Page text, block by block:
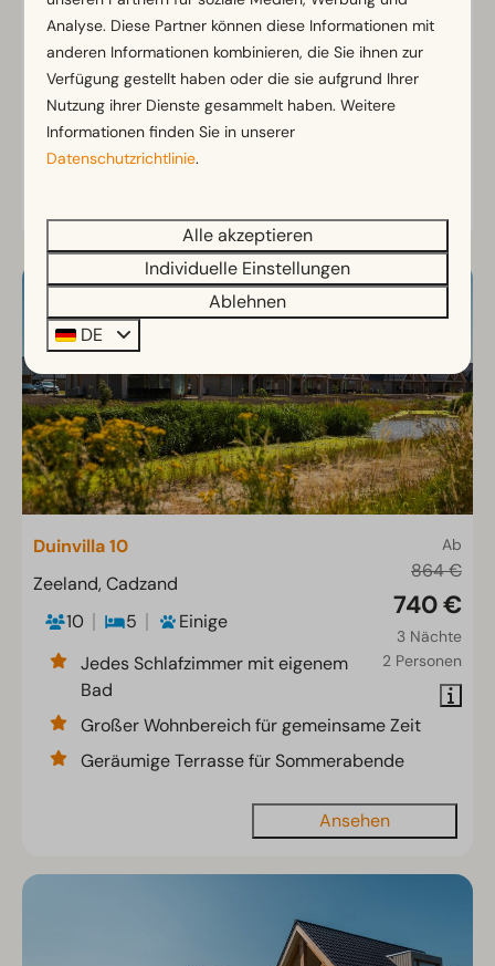
3 Nächte
2 Personen
8 4
Einige
Komfortable Villa in ruhiger Lage
Großzügiger Wohnbereich mit
Tageslicht
Große Terrasse für Outdoor-Leben
Ab
864 €
740 €
3 Nächte
2 Personen
Duinvilla 10
Zeeland, Cadzand
10
5
Einige
Jedes Schlafzimmer mit eigenem
Bad
Großer Wohnbereich für gemeinsame Zeit
Geräumige Terrasse für Sommerabende
Ansehen
Analyse. Diese Partner können diese Informationen mit
anderen Informationen kombinieren, die Sie ihnen zur
Verfügung gestellt haben oder die sie aufgrund Ihrer
Nutzung ihrer Dienste gesammelt haben. Weitere
Informationen finden Sie in unserer
Datenschutzrichtlinie.
Alle akzeptieren
Individuelle Einstellungen
Ablehnen
DE